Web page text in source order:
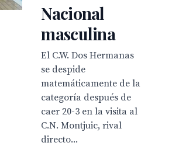
Nacional
masculina
El C.W. Dos Hermanas
se despide
matemáticamente de la
categoría después de
caer 20-3 en la visita al
C.N. Montjuic, rival
directo...